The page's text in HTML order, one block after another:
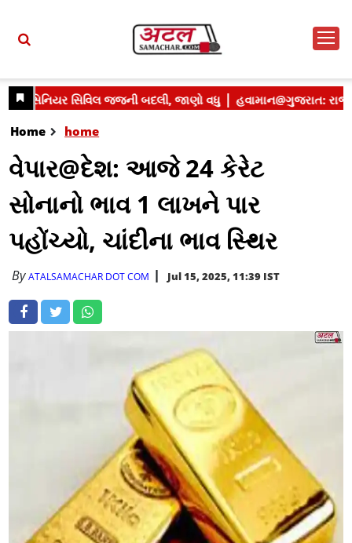
Home home
વેપાર@દેશ: આજે 24 કેરેટ
સોનાનો ભાવ 1 લાખને પાર
પહોંચ્યો, ચાંદીના ભાવ સ્થિર
ByATALSAMACHAR DOT COM Jul 15, 2025, 11:39 IST